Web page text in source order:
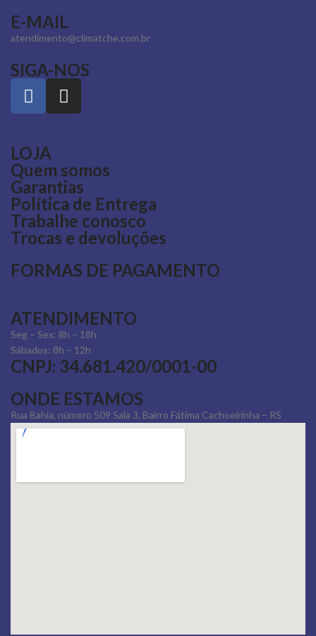
E-MAIL
atendimento@climatche.com.br
SIGA-NOS
LOJA
Quem somos
Garantias
Política de Entrega
Trabalhe conosco
Trocas e devoluções
FORMAS DE PAGAMENTO
ATENDIMENTO
Seg – Sex: 8h – 18h
Sábados: 8h – 12h
CNPJ: 34.681.420/0001-00
ONDE ESTAMOS
Rua Bahia, número 509 Sala 3, Bairro Fátima Cachoeirinha – RS